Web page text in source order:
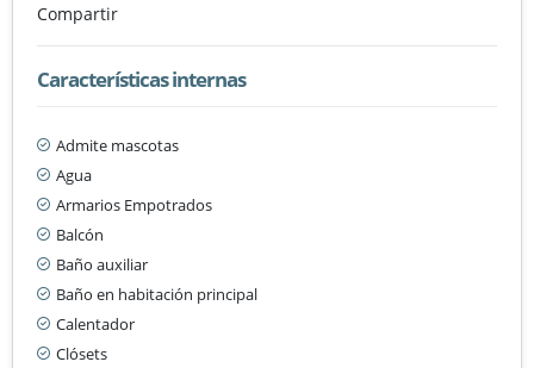
Compartir
Características internas
Admite mascotas
Agua
Armarios Empotrados
Balcón
Baño auxiliar
Baño en habitación principal
Calentador
Clósets